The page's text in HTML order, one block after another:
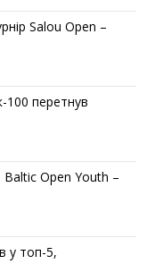
Salou Open –
перетнув
Open Youth –
у топ-5,